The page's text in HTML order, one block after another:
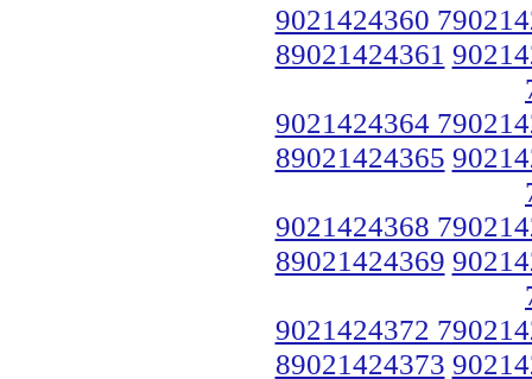
9021424360
89021424361
9021424364
89021424365
9021424368
89021424369
9021424372
89021424373